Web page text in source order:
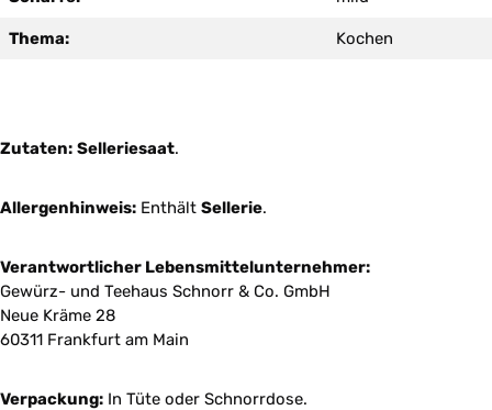
Thema: Kochen
Zutaten: Selleriesaat.
Allergenhinweis: Enthält Sellerie.
Verantwortlicher Lebensmittelunternehmer:
Gewürz- und Teehaus Schnorr & Co. GmbH
Neue Kräme 28
60311 Frankfurt am Main
Verpackung: In Tüte oder Schnorrdose.